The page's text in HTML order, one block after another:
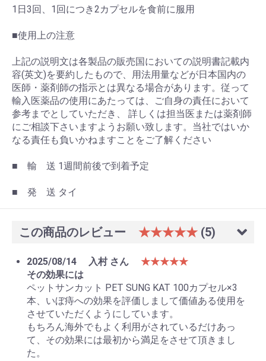
1日3回、1回につき2カプセルを食前に服用
■使用上の注意
上記の説明文は各製品の販売国においての説明書記載内
容(英文)を要約したもので、用法用量などが日本国内の
医師・薬剤師の指示とは異なる場合があります。従って
輸入医薬品の使用にあたっては、ご自身の責任において
参考までとしていただき、 詳しくは担当医または薬剤師
にご相談下さいますようお願い致します。当社ではいか
なる責任も負いかねますことをご了解ください
■ 輸 送 1週間前後で到着予定
■ 発 送 タイ
この商品のレビュー ★★★★★ (5)
2025/08/14 入村 さん
★★★★★
その効果には
ペットサンカット PET SUNG KAT 100カプセル×3
本、いぼ痔への効果を評価しまして価値ある使用を
させていただくようにしています。
もちろん海外でもよく利用がされているだけあっ
て、その効果には最初から満足をさせて頂きまし
た。